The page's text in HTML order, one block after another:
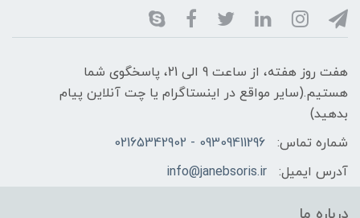
هفت روز هفته، از ساعت 9 الی 21، پاسخگوی شما
هستیم.(سایر مواقع در اینستاگرام یا چت آنلاین پیام
بدهید)
شماره تماس:
09309411296 - 02165342902
آدرس ایمیل:
info@janebsoris.ir